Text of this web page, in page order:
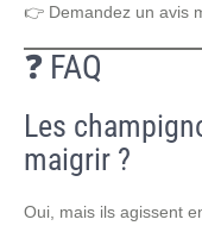
👉 Demandez un avis
❓ FAQ
Les
maigrir ?
Oui, mais ils agissent